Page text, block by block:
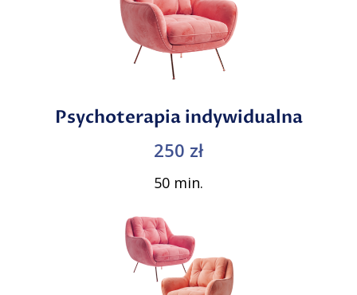
Psychoterapia indywidualna
250 zł
50 min.